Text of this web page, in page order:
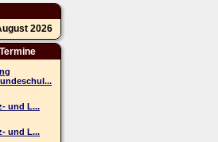
2026
und L...
und L...